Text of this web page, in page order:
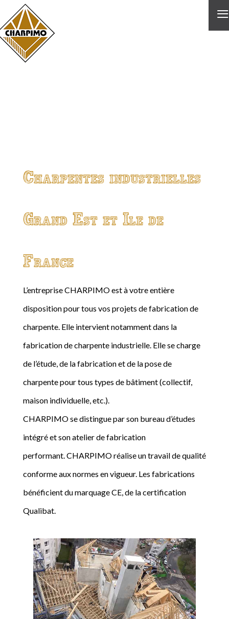
≡
Charpentes industrielles
Grand Est et Ile de
France
L’entreprise CHARPIMO est à votre entière
disposition pour tous vos projets de fabrication de
charpente. Elle intervient notamment dans la
fabrication de charpente industrielle. Elle se charge
de l’étude, de la fabrication et de la pose de
charpente pour tous types de bâtiment (collectif,
maison individuelle, etc.).
CHARPIMO se distingue par son bureau d’études
intégré et son atelier de fabrication
performant. CHARPIMO réalise un travail de qualité
conforme aux normes en vigueur. Les fabrications
bénéficient du marquage CE, de la certification
Qualibat.